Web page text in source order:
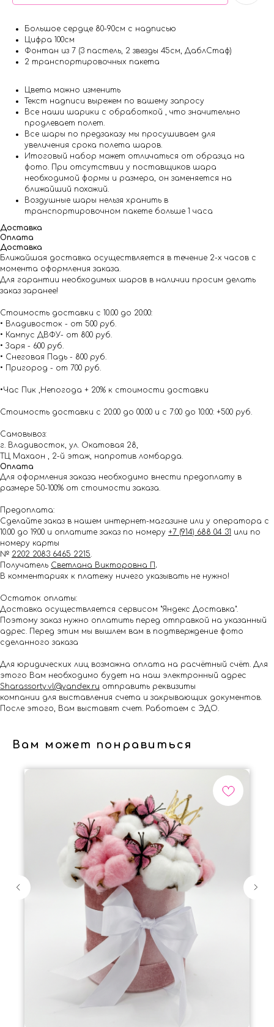
Большое сердце 80-90см с надписью
Цифра 100см
Фонтан из 7 (3 пастель, 2 звезды 45см, ДаблСтаф)
2 транспортировочных пакета
Цвета можно изменить
Текст надписи вырежем по вашему запросу
Все наши шарики с обработкой , что значительно
продлевает полет.
Все шары по предзаказу мы просушиваем для
увеличения срока полета шаров.
Итоговый набор может отличаться от образца на
фото. При отсутствии у поставщиков шара
необходимой формы и размера, он заменяется на
ближайший похожий.
Воздушные шары нельзя хранить в
транспортировочном пакете больше 1 часа
Доставка
Оплата
Доставка
Ближайшая доставка осуществляется в течение 2-х часов с
момента оформления заказа.
Для гарантии необходимых шаров в наличии просим делать
заказ заранее!
Стоимость доставки с 10.00 до 20:00:
• Владивосток - от 500 руб.
• Кампус ДВФУ- от 800 руб.
• Заря - 600 руб.
• Снеговая Падь - 800 руб.
• Пригород - от 700 руб.
•Час Пик ,Непогода + 20% к стоимости доставки
Стоимость доставки с 20:00 до 00:00 и с 7:00 до 10:00: +500 руб.
Самовывоз:
г. Владивосток, ул. Окатовая 28,
ТЦ Махаон , 2-й этаж, напротив ломбарда.
Оплата
Для оформления заказа необходимо внести предоплату в
размере 50-100% от стоимости заказа.
Предоплата:
Сделайте заказ в нашем интернет-магазине или у оператора с
10.00 до 19.00 и оплатите заказ по номеру +7 (914) 688 04 31 или по
номеру карты
№ 2202 2083 6465 2215.
Получатель Светлана Викторовна П .
В комментариях к платежу ничего указывать не нужно!
Остаток оплаты:
Доставка осуществляется сервисом "Яндекс Доставка".
Поэтому заказ нужно оплатить перед отправкой на указанный
адрес. Перед этим мы вышлем вам в подтверждение фото
сделанного заказа
Для юридических лиц возможна оплата на расчётный счёт. Для
этого Вам необходимо будет на наш электронный адрес
Shar.assorty.vl@yandex.ru отправить реквизиты
компании для выставления счета и закрывающих документов.
После этого, Вам выставят счет. Работаем с ЭДО.
Вам может понравиться